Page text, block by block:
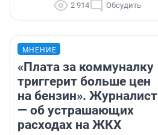
2 914 Обсудить
МНЕНИЕ
«Плата за коммуналку
триггерит больше цен
на бензин». Журналист
— об устрашающих
расходах на ЖКХ